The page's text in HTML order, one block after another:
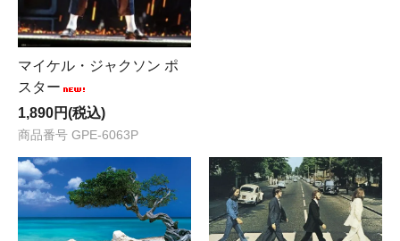
・07/21新商品4点入荷いたしました。
・07/20新商品4点入荷いたしました。
・06/28
新商品2点入荷いたしました。
注目の検索ワード
＞ フェルメールの代表作「
秋14年ぶりの再来日！
＞ 永遠のセクシーシンボル「
マリリン・モンロー」生誕
100年！
マイケル・ジャクソン ポ
スター
1,890円(税込)
商品番号 GPE-6063P